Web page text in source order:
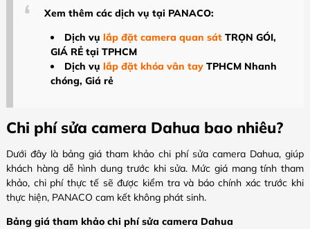
Xem thêm các dịch vụ tại PANACO:
Dịch vụ lắp đặt camera quan sát TRỌN GÓI,
GIÁ RẺ tại TPHCM
Dịch vụ lắp đặt khóa vân tay TPHCM Nhanh
chóng, Giá rẻ
Chi phí sửa camera Dahua bao nhiêu?
Dưới đây là bảng giá tham khảo chi phí sửa camera Dahua, giúp
khách hàng dễ hình dung trước khi sửa. Mức giá mang tính tham
khảo, chi phí thực tế sẽ được kiểm tra và báo chính xác trước khi
thực hiện, PANACO cam kết không phát sinh.
Bảng giá tham khảo chi phí sửa camera Dahua